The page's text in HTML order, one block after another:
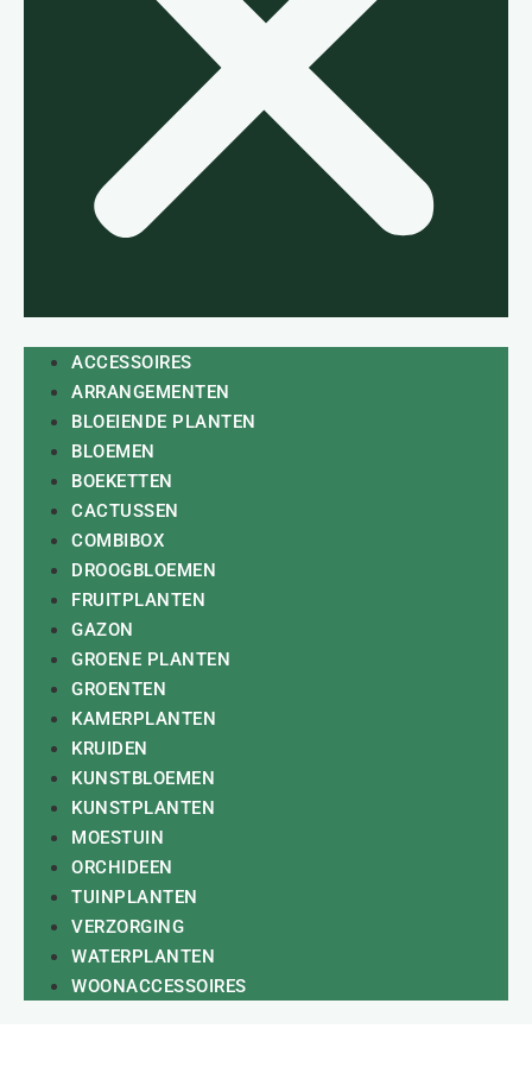
ACCESSOIRES
ARRANGEMENTEN
BLOEIENDE PLANTEN
BLOEMEN
BOEKETTEN
CACTUSSEN
COMBIBOX
DROOGBLOEMEN
FRUITPLANTEN
GAZON
GROENE PLANTEN
GROENTEN
KAMERPLANTEN
KRUIDEN
KUNSTBLOEMEN
KUNSTPLANTEN
MOESTUIN
ORCHIDEEN
TUINPLANTEN
VERZORGING
WATERPLANTEN
WOONACCESSOIRES